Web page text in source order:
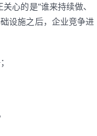
心的是“谁来持续做、
设施之后，企业竞争进